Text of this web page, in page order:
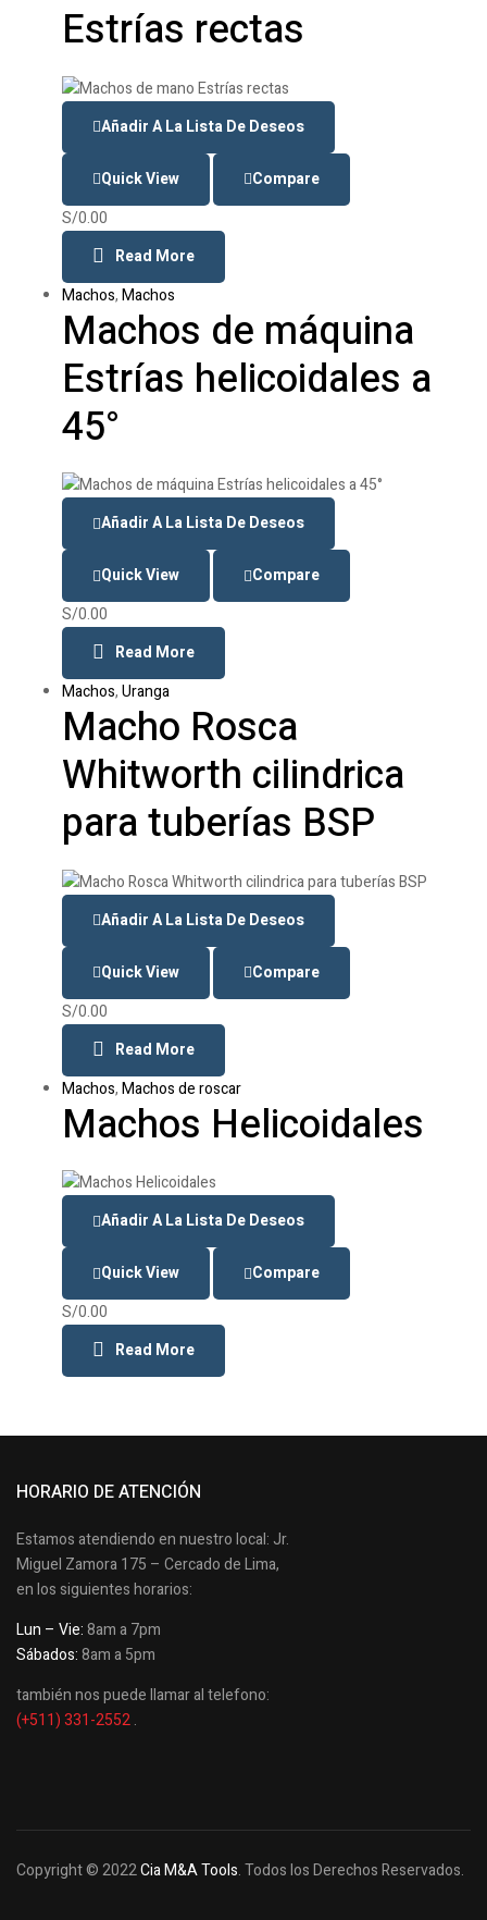
Estrías rectas
Añadir A La Lista De Deseos
Quick View
Compare
S/0.00
Read More
Machos,Machos
Machos de máquina
Estrías helicoidales a
45°
Añadir A La Lista De Deseos
Quick View
Compare
S/0.00
Read More
Machos,Uranga
Macho Rosca
Whitworth cilindrica
para tuberías BSP
Añadir A La Lista De Deseos
Quick View
Compare
S/0.00
Read More
Machos,Machos de roscar
Machos Helicoidales
Añadir A La Lista De Deseos
Quick View
Compare
S/0.00
Read More
HORARIO DE ATENCIÓN
Estamos atendiendo en nuestro local: Jr.
Miguel Zamora 175 – Cercado de Lima,
en los siguientes horarios:
Lun – Vie:8am a 7pm
Sábados:8am a 5pm
también nos puede llamar al telefono:
(+511) 331-2552.
Copyright © 2022Cia M&A Tools. Todos los Derechos Reservados.